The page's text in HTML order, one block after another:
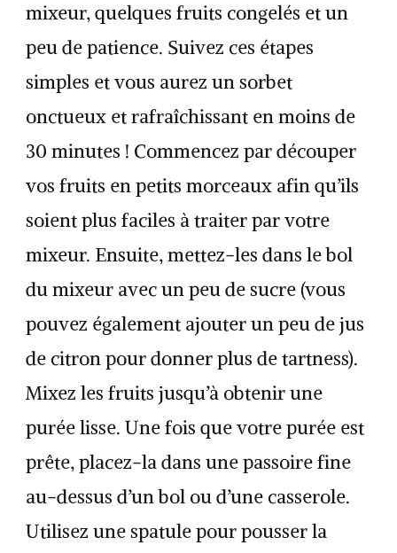
mixeur, quelques fruits congelés et un
peu de patience. Suivez ces étapes
simples et vous aurez un sorbet
onctueux et rafraîchissant en moins de
30 minutes ! Commencez par découper
vos fruits en petits morceaux afin qu’ils
soient plus faciles à traiter par votre
mixeur. Ensuite, mettez-les dans le bol
du mixeur avec un peu de sucre (vous
pouvez également ajouter un peu de jus
de citron pour donner plus de tartness).
Mixez les fruits jusqu’à obtenir une
purée lisse. Une fois que votre purée est
prête, placez-la dans une passoire fine
au-dessus d’un bol ou d’une casserole.
Utilisez une spatule pour pousser la